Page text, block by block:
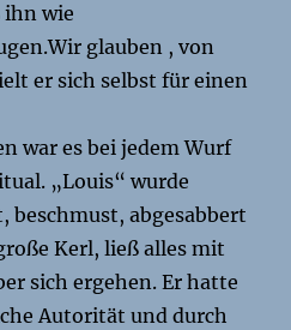
ihn wie
glauben , von
er sich selbst für einen
war es bei jedem Wurf
„Louis“ wurde
beschmust, abgesabbert
Kerl, ließ alles mit
sich ergehen. Er hatte
Autorität und durch